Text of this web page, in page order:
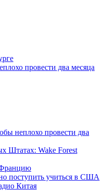
провести два месяца
неплохо провести два
Штатах: Wake Forest
Францию
поступить учиться в США
Китая